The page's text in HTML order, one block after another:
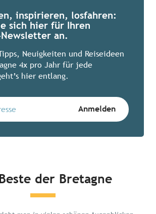
inspirieren, losfahren:
sich hier für Ihren
an.
Neuigkeiten und Reiseideen
4x pro Jahr für jede
hier entlang.
der Bretagne
Chillen in der Bretagne